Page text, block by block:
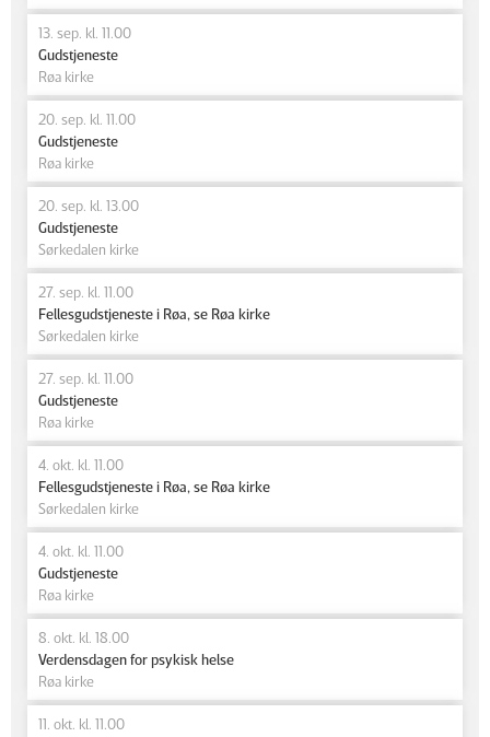
13. sep. kl. 11.00
Gudstjeneste
Røa kirke
20. sep. kl. 11.00
Gudstjeneste
Røa kirke
20. sep. kl. 13.00
Gudstjeneste
Sørkedalen kirke
27. sep. kl. 11.00
Fellesgudstjeneste i Røa, se Røa kirke
Sørkedalen kirke
27. sep. kl. 11.00
Gudstjeneste
Røa kirke
4. okt. kl. 11.00
Fellesgudstjeneste i Røa, se Røa kirke
Sørkedalen kirke
4. okt. kl. 11.00
Gudstjeneste
Røa kirke
8. okt. kl. 18.00
Verdensdagen for psykisk helse
Røa kirke
11. okt. kl. 11.00